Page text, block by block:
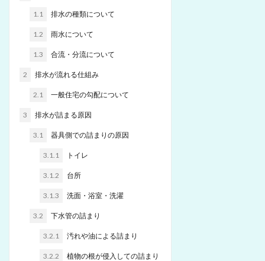
1.1 排水の種類について
1.2 雨水について
1.3 合流・分流について
2 排水が流れる仕組み
2.1 一般住宅の勾配について
3 排水が詰まる原因
3.1 器具側での詰まりの原因
3.1.1 トイレ
3.1.2 台所
3.1.3 洗面・浴室・洗濯
3.2 下水管の詰まり
3.2.1 汚れや油による詰まり
3.2.2 植物の根が侵入しての詰まり